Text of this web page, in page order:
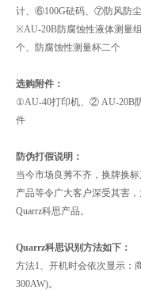
计、⑥100G砝码、⑦防风防
※AU-20B防腐蚀性液体测量
个、防腐蚀性测量杯二个
选购附件：
①AU-40打印机、② AU-20B
件
防伪打假说明：
当今市场良莠不齐，换牌换
产品等令广大客户深受其害
Quarrz科思产品。
Quarrz科思识别方法如下：
方法1、开机时会依次显示：
300AW)。